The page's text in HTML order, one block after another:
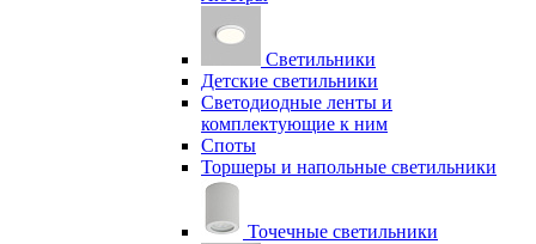
Светильники
Детские светильники
Светодиодные ленты и
комплектующие к ним
Споты
Торшеры и напольные светильники
Точечные светильники